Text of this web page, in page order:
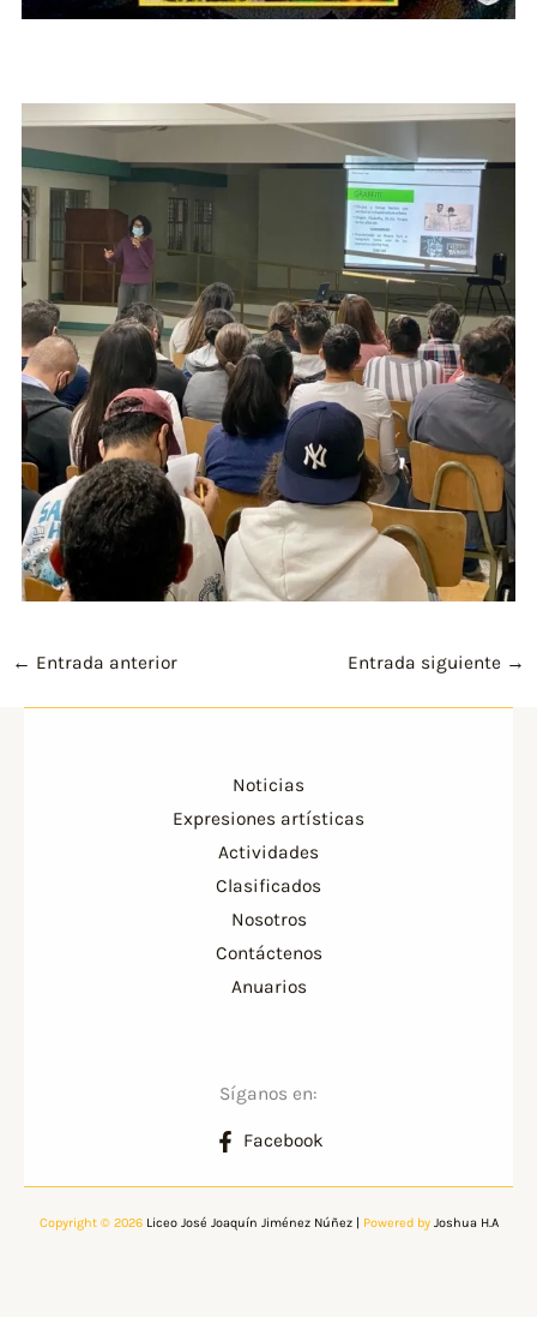
← Entrada anterior Entrada siguiente →
Noticias
Expresiones artísticas
Actividades
Clasificados
Nosotros
Contáctenos
Anuarios
Síganos en:
Facebook
Copyright © 2026Liceo José Joaquín Jiménez Núñez Powered by Joshua H.A